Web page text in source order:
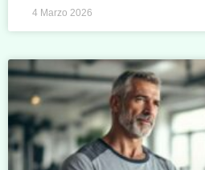
4 Marzo 2026